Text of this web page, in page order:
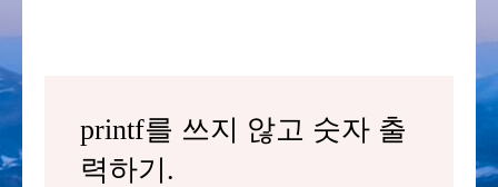
printf를 쓰지 않고 숫자 출
력하기.